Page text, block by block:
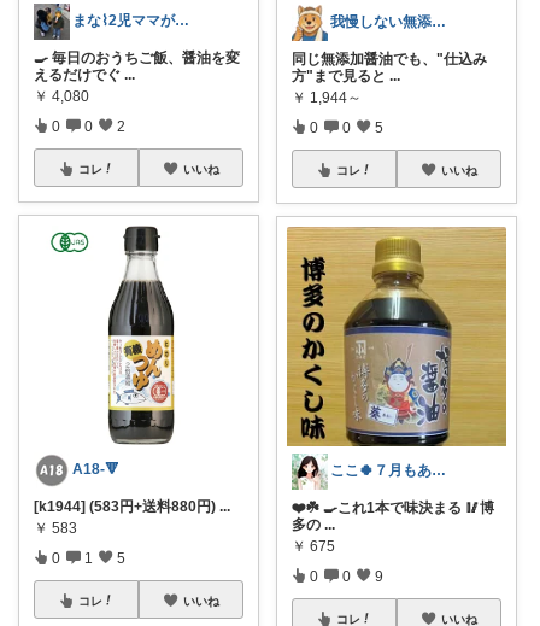
まな⌇2児ママが目指すゆとりある暮らし
🍳 毎日のおうちご飯、醤油を変
えるだけでぐ ...
￥ 4,080
0 0 2
コレ いいね
A18-🔻
[k1944] (583円+送料880円) ...
￥ 583
0 1 5
コレ いいね
我慢しない無添加ごはんROOM
同じ無添加醤油でも、"仕込み
方"まで見ると ...
￥ 1,944～
0 0 5
コレ いいね
ここ🍀７月もありがとう🍀
❤️☘️ 🍳これ1本で味決まる 🥢博
多の ...
￥ 675
0 0 9
コレ いいね